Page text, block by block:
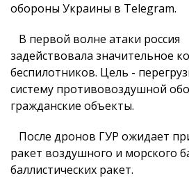
обороны Украины в Telegram.
В первой волне атаки россия
задействовала значительное
беспилотников. Цель -
систему противовоздушной
гражданские объекты.
После дронов ГУР ожидает
ракет воздушного и морского
баллистических ракет.